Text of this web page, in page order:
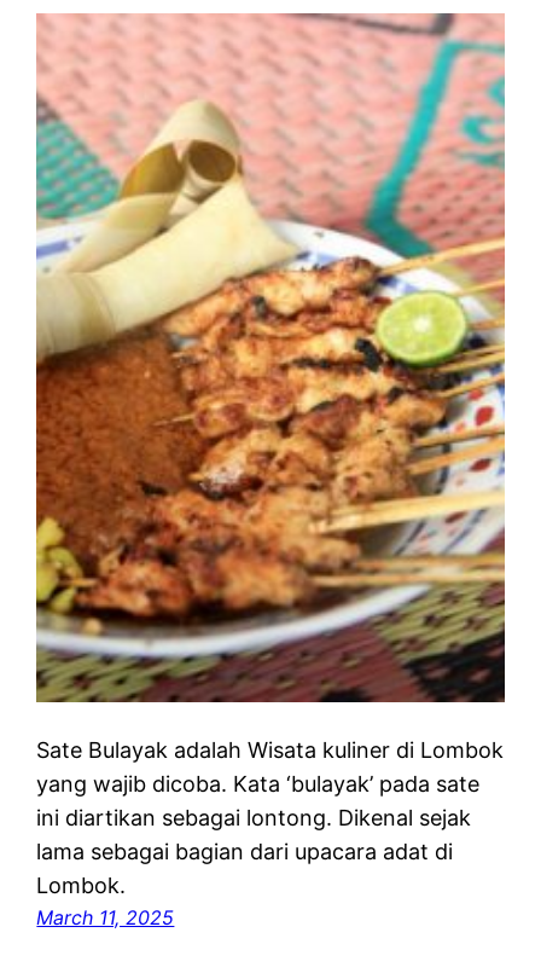
Sate Bulayak adalah Wisata kuliner di Lombok
yang wajib dicoba. Kata ‘bulayak’ pada sate
ini diartikan sebagai lontong. Dikenal sejak
lama sebagai bagian dari upacara adat di
Lombok.
March 11, 2025